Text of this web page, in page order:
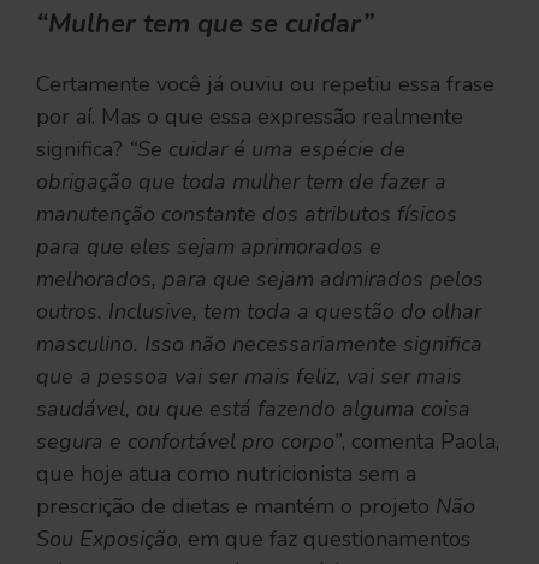
“Mulher tem que se cuidar”
Certamente você já ouviu ou repetiu essa frase
por aí. Mas o que essa expressão realmente
significa? “Se cuidar é uma espécie de
obrigação que toda mulher tem de fazer a
manutenção constante dos atributos físicos
para que eles sejam aprimorados e
melhorados, para que sejam admirados pelos
outros. Inclusive, tem toda a questão do olhar
masculino. Isso não necessariamente significa
que a pessoa vai ser mais feliz, vai ser mais
saudável, ou que está fazendo alguma coisa
segura e confortável pro corpo”, comenta Paola,
que hoje atua como nutricionista sem a
prescrição de dietas e mantém o projeto Não
Sou Exposição, em que faz questionamentos